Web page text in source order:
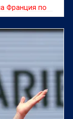
Франция по
бившата
под
шлем.